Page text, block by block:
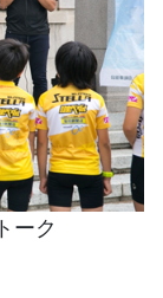
ーク